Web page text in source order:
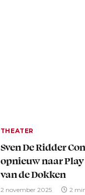
THEATER
Sven De Ridder
opnieuw naar
van de Dokken
2 november 2025 2